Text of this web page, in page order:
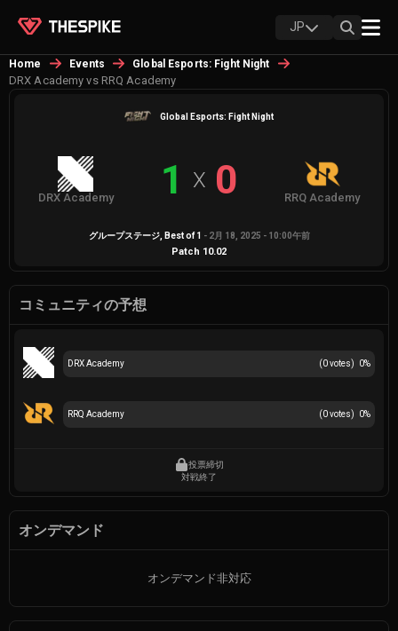
JP
Home Events Global Esports: Fight Night
DRX Academy vs RRQ Academy
Global Esports: Fight Night
DRX Academy 1 X 0 RRQ Academy
グループステージ, Best of1 - 2月 18, 2025 - 10:00午前
Patch 10.02
コミュニティの予想
(0votes) 0%
DRX Academy
(0votes) 0%
RRQ Academy
投票締切
対戦終了
オンデマンド
オンデマンド非対応